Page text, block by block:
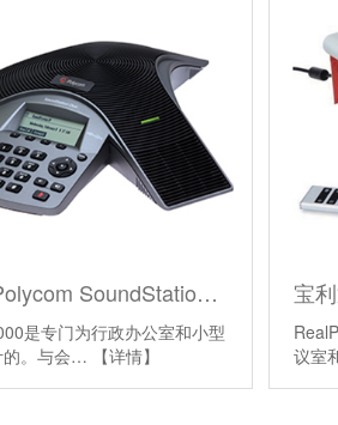
宝利通 Polycom SoundStation IP5000
是专门为行政办公室和小型
的。与会…
【详情】
议室